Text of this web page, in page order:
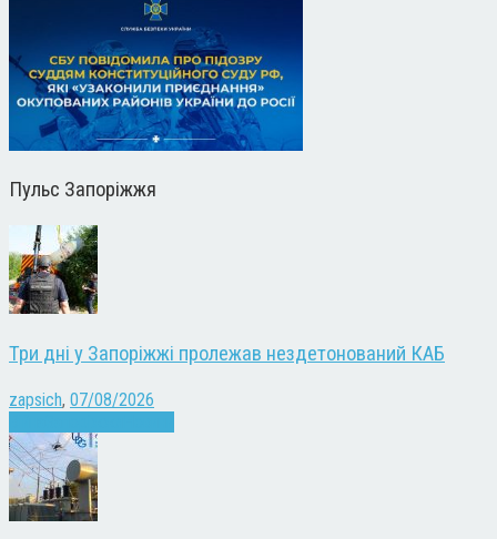
Пульс Запоріжжя
Три дні у Запоріжжі пролежав нездетонований КАБ
zapsich, 07/08/2026